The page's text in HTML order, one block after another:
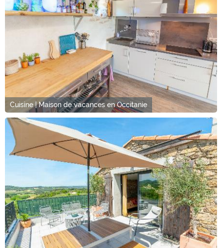
Cuisine | Maison de vacances en Occitanie